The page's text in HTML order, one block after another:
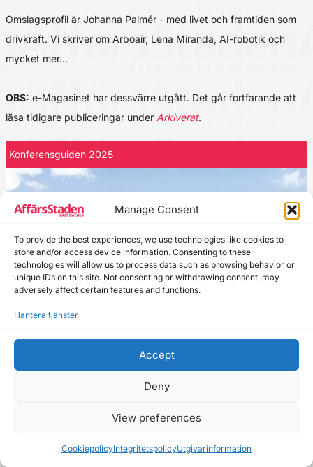
Manage Consent
To provide the best experiences, we use technologies like cookies to
store and/or access device information. Consenting to these
technologies will allow us to process data such as browsing behavior or
unique IDs on this site. Not consenting or withdrawing consent, may
adversely affect certain features and functions.
Hantera tjänster
Accept
Deny
View preferences
CookiepolicyIntegritetspolicyUtgivarinformation
Omslagsprofil är Johanna Palmér - med livet och framtiden som
drivkraft. Vi skriver om Arboair, Lena Miranda, AI-robotik och
mycket mer…
OBS: e-Magasinet har dessvärre utgått. Det går fortfarande att
läsa tidigare publiceringar under Arkiverat.
Konferensguiden 2025
Mellan Närke och Västergötland ligger Sveriges sydligaste
gården sträcker sig ända ner till en egen pir och strand i centrala